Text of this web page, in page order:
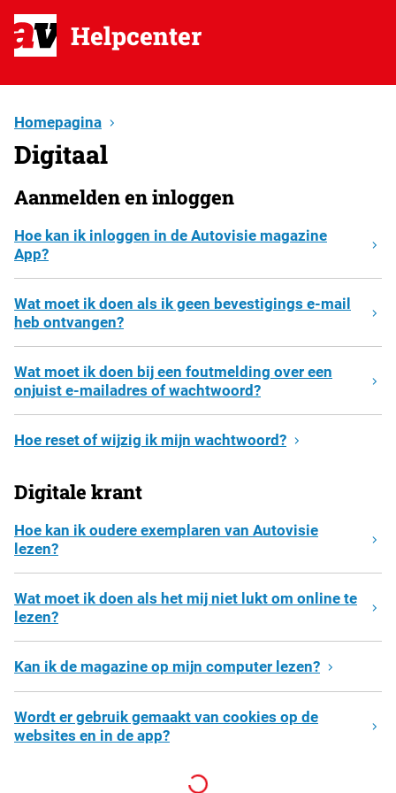
Helpcenter
Homepagina
Digitaal
Aanmelden en inloggen
Hoe kan ik inloggen in de Autovisie magazine
App?
Wat moet ik doen als ik geen bevestigings e-mail
heb ontvangen?
Wat moet ik doen bij een foutmelding over een
onjuist e-mailadres of wachtwoord?
Hoe reset of wijzig ik mijn wachtwoord?
Digitale krant
Hoe kan ik oudere exemplaren van Autovisie
lezen?
Wat moet ik doen als het mij niet lukt om online te
lezen?
Kan ik de magazine op mijn computer lezen?
Wordt er gebruik gemaakt van cookies op de
websites en in de app?